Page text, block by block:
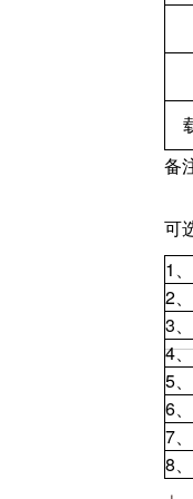
备
可
1
2
3
4
5
6
7
8